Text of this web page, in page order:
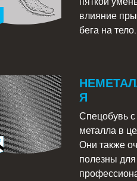
влияние
бега на тело.
Я
Спецобувь с
металла в
Они также
полезны для